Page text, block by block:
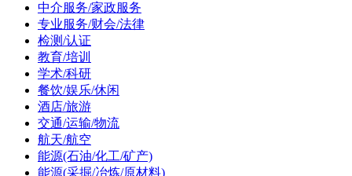
中介服务/家政服务
专业服务/财会/法律
检测/认证
教育/培训
学术/科研
餐饮/娱乐/休闲
酒店/旅游
交通/运输/物流
航天/航空
能源(石油/化工/矿产)
能源(采掘/冶炼/原材料)